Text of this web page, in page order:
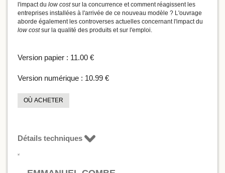
l'impact du low costsur la concurrence et comment réagissent les
entreprises installées à l'arrivée de ce nouveau modèle ? L'ouvrage
aborde également les controverses actuelles concernant l'impact du
low costsur la qualité des produits et sur l'emploi.
Version papier : 11.00 €
Version numérique : 10.99 €
OÙ ACHETER
Détails techniques